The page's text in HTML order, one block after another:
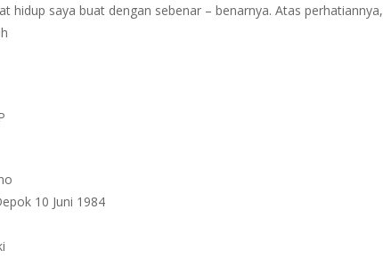
hidup saya buat dengan sebenar – benarnya. Atas perhatiannya,
10 Juni 1984